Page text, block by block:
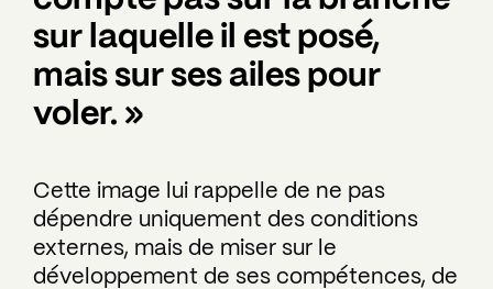
sur laquelle il est posé,
mais sur ses ailes pour
voler. »
Cette image lui rappelle de ne pas
dépendre uniquement des conditions
externes, mais de miser sur le
développement de ses compétences, de